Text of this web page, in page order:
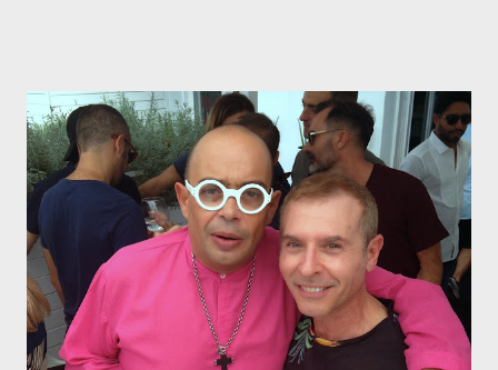
haciéndole padre de un precioso niño. Marta ha sido toda una
campeona, durante los primeros 3 meses de embarazo tuvo que
guardar reposo debido a un síndrome llamado
“hiperemesisgravídica”.Pasados los meses fatídicos de
gestación Marta tiró adelante con el embarazo, ahora es una
mamá feliz. Otro de los modelos que ha sido padre este año ha
sido el madrileño, Emilio Flores , el top que desfiló en las mejores
pasarelas ...